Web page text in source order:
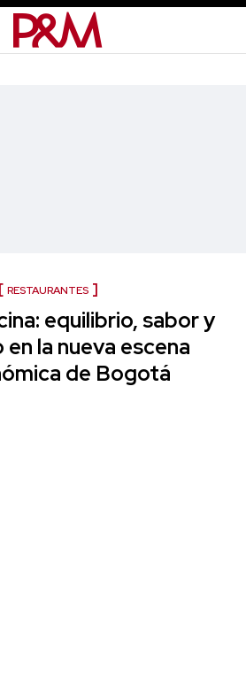
RESTAURANTES
equilibrio, sabor y
la nueva escena
de Bogotá